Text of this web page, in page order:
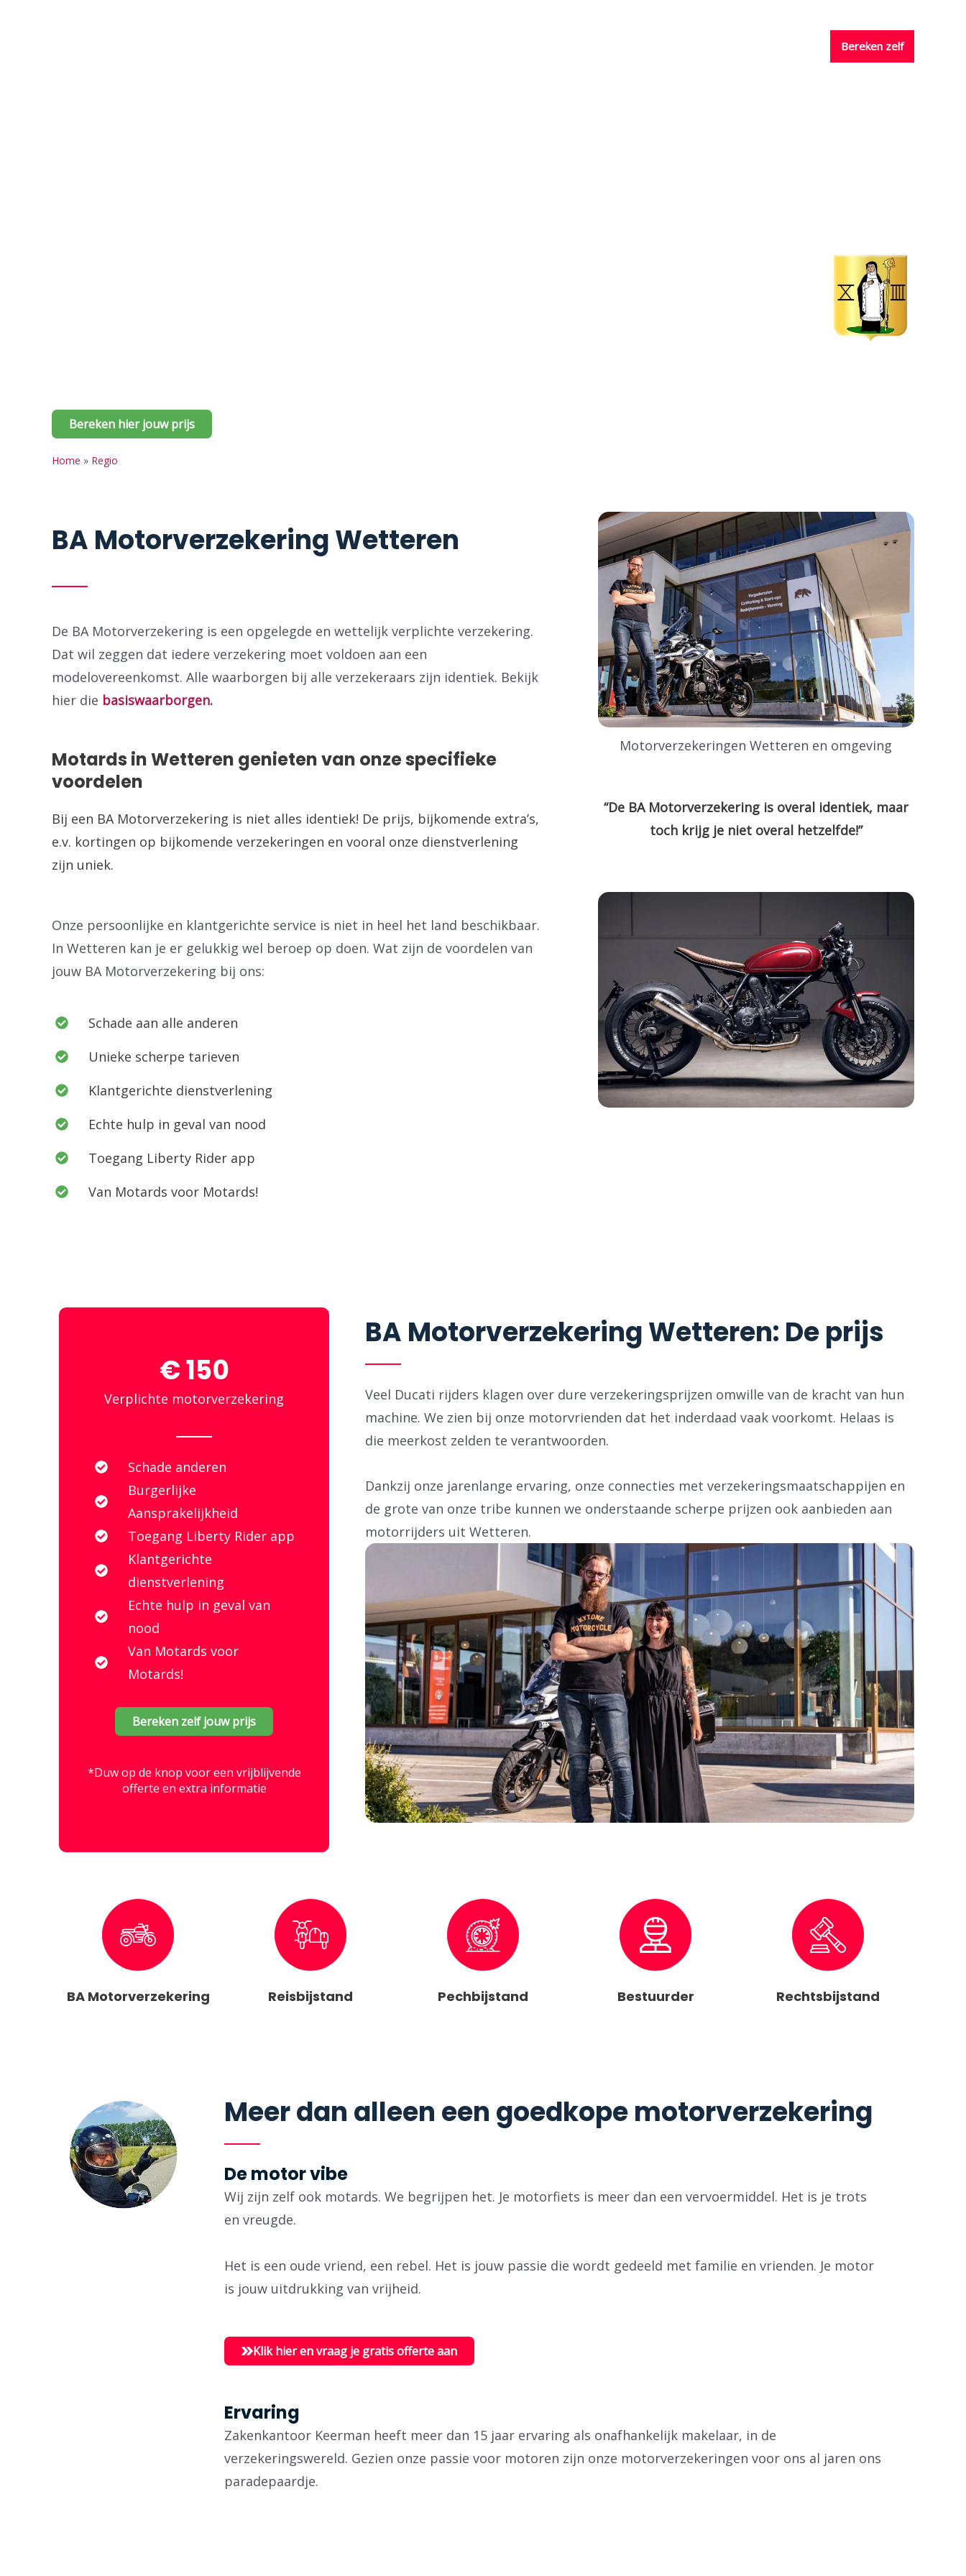
Bereken zelf
Bereken hier jouw prijs
Home » Regio
BA Motorverzekering Wetteren
De BA Motorverzekering is een opgelegde en wettelijk verplichte verzekering.
Dat wil zeggen dat iedere verzekering moet voldoen aan een
modelovereenkomst. Alle waarborgen bij alle verzekeraars zijn identiek. Bekijk
hier die basiswaarborgen.
Motards in Wetteren genieten van onze specifieke
voordelen
Bij een BA Motorverzekering is niet alles identiek! De prijs, bijkomende extra’s,
e.v. kortingen op bijkomende verzekeringen en vooral onze dienstverlening
zijn uniek.
Onze persoonlijke en klantgerichte service is niet in heel het land beschikbaar.
In Wetteren kan je er gelukkig wel beroep op doen. Wat zijn de voordelen van
jouw BA Motorverzekering bij ons:
Schade aan alle anderen
Unieke scherpe tarieven
Klantgerichte dienstverlening
Echte hulp in geval van nood
Toegang Liberty Rider app
Van Motards voor Motards!
Motorverzekeringen Wetteren en omgeving
“De BA Motorverzekering is overal identiek, maar
toch krijg je niet overal hetzelfde!”
€ 150
Verplichte motorverzekering
Schade anderen
Burgerlijke
Aansprakelijkheid
Toegang Liberty Rider app
Klantgerichte
dienstverlening
Echte hulp in geval van
nood
Van Motards voor
Motards!
Bereken zelf jouw prijs
*Duw op de knop voor een vrijblijvende
offerte en extra informatie
BA Motorverzekering Wetteren: De prijs
Veel Ducati rijders klagen over dure verzekeringsprijzen omwille van de kracht van hun
machine. We zien bij onze motorvrienden dat het inderdaad vaak voorkomt. Helaas is
die meerkost zelden te verantwoorden.
Dankzij onze jarenlange ervaring, onze connecties met verzekeringsmaatschappijen en
de grote van onze tribe kunnen we onderstaande scherpe prijzen ook aanbieden aan
motorrijders uit Wetteren.
BA Motorverzekering Reisbijstand Pechbijstand Bestuurder Rechtsbijstand
Meer dan alleen een goedkope motorverzekering ​
De motor vibe
Wij zijn zelf ook motards. We begrijpen het. Je motorfiets is meer dan een vervoermiddel. Het is je trots
en vreugde.
Het is een oude vriend, een rebel. Het is jouw passie die wordt gedeeld met familie en vrienden. Je motor
is jouw uitdrukking van vrijheid.
Klik hier en vraag je gratis offerte aan
Ervaring
Zakenkantoor Keerman heeft meer dan 15 jaar ervaring als onafhankelijk makelaar, in de
verzekeringswereld. Gezien onze passie voor motoren zijn onze motorverzekeringen voor ons al jaren ons
paradepaardje.